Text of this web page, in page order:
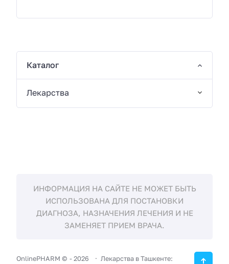
Каталог
Лекарства
ИНФОРМАЦИЯ НА САЙТЕ НЕ МОЖЕТ БЫТЬ
ИСПОЛЬЗОВАНА ДЛЯ ПОСТАНОВКИ
ДИАГНОЗА, НАЗНАЧЕНИЯ ЛЕЧЕНИЯ И НЕ
ЗАМЕНЯЕТ ПРИЕМ ВРАЧА.
OnlinePHARM © -2026 Лекарства в Ташкенте: